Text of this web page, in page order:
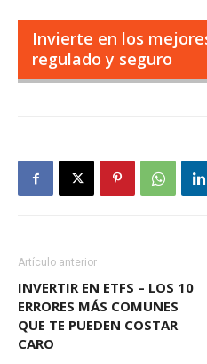
Invierte en los
regulado y seguro
Artículo anterior
INVERTIR EN ETFS – LOS 10
ERRORES MÁS COMUNES
QUE TE PUEDEN COSTAR
CARO